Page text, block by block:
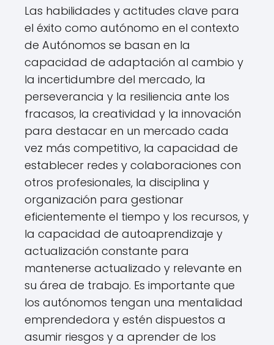
Las habilidades y actitudes clave para
el éxito como autónomo en el contexto
de Autónomos se basan en la
capacidad de adaptación al cambio y
la incertidumbre del mercado, la
perseverancia y la resiliencia ante los
fracasos, la creatividad y la innovación
para destacar en un mercado cada
vez más competitivo, la capacidad de
establecer redes y colaboraciones con
otros profesionales, la disciplina y
organización para gestionar
eficientemente el tiempo y los recursos, y
la capacidad de autoaprendizaje y
actualización constante para
mantenerse actualizado y relevante en
su área de trabajo. Es importante que
los autónomos tengan una mentalidad
emprendedora y estén dispuestos a
asumir riesgos y a aprender de los